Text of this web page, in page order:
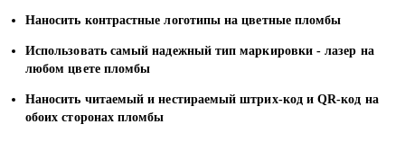
Наносить контрастные логотипы на цветные пломбы
Использовать самый надежный тип маркировки -лазер на
любом цвете пломбы
Наносить читаемый и нестираемый штрих-код и QR-код на
обоих сторонах пломбы